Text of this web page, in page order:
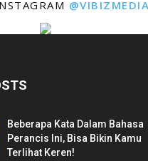
Beberapa Kata Dalam Bahasa
Perancis Ini, Bisa Bikin Kamu
Terlihat Keren!